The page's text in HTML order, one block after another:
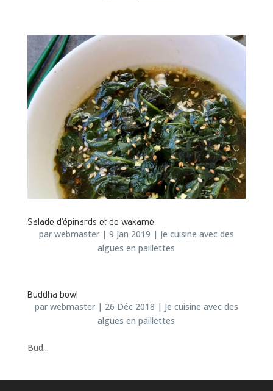
Salade d’épinards et de wakamé
par webmaster| 9 Jan 2019 | Je cuisine avec des
algues en paillettes
Buddha bowl
par webmaster| 26 Déc 2018 | Je cuisine avec des
algues en paillettes
Bud...